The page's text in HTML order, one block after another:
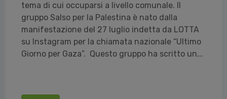
tema di cui occuparsi a livello comunale. Il
gruppo Salso per la Palestina è nato dalla
manifestazione del 27 luglio indetta da LOTTA
su Instagram per la chiamata nazionale “Ultimo
Giorno per Gaza”. Questo gruppo ha scritto un...